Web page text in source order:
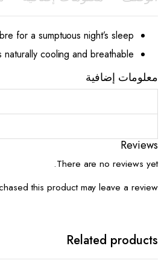
for a sumptuous night’s sleep
cooling and breathable
معلومات إضافية
Reviews
There are no reviews yet.
this product may leave a review.
Related products